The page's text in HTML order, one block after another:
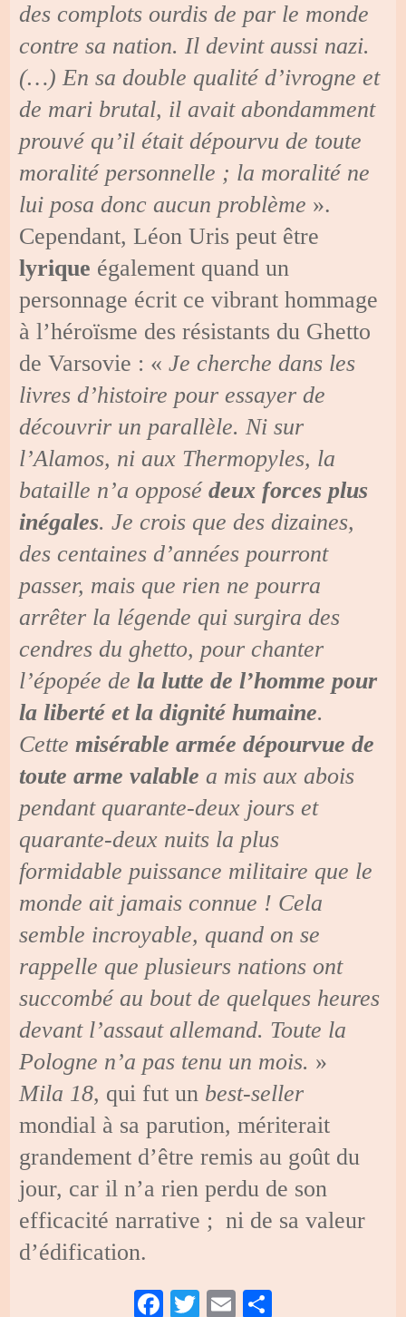
des complots ourdis de par le monde
contre sa nation. Il devint aussi nazi.
(…) En sa double qualité d’ivrogne et
de mari brutal, il avait abondamment
prouvé qu’il était dépourvu de toute
moralité personnelle ; la moralité ne
lui posa donc aucun problème ».
Cependant, Léon Uris peut être
lyrique également quand un
personnage écrit ce vibrant hommage
à l’héroïsme des résistants du Ghetto
de Varsovie : «Je cherche dans les
livres d’histoire pour essayer de
découvrir un parallèle. Ni sur
l’Alamos, ni aux Thermopyles, la
bataille n’a opposédeux forces plus
inégales. Je crois que des dizaines,
des centaines d’années pourront
passer, mais que rien ne pourra
arrêter la légende qui surgira des
cendres du ghetto, pour chanter
l’épopée dela lutte de l’homme pour
la liberté et la dignité humaine.
Cettemisérable armée dépourvue de
toute arme valable a mis aux abois
pendant quarante-deux jours et
quarante-deux nuits la plus
formidable puissance militaire que le
monde ait jamais connue ! Cela
semble incroyable, quand on se
rappelle que plusieurs nations ont
succombé au bout de quelques heures
devant l’assaut allemand. Toute la
Pologne n’a pas tenu un mois. »
Mila 18, qui fut un best-seller
mondial à sa parution, mériterait
grandement d’être remis au goût du
jour, car il n’a rien perdu de son
efficacité narrative ; ni de sa valeur
d’édification.
Fa T
E